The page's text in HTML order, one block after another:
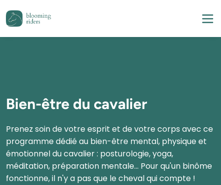
Bien-être du cavalier
Prenez soin de votre esprit et de votre corps avec ce
programme dédié au bien-être mental, physique et
émotionnel du cavalier : posturologie, yoga,
méditation, préparation mentale... Pour qu'un binôme